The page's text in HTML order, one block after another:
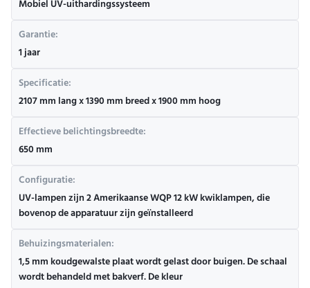
Mobiel UV-uithardingssysteem
Garantie:
1 jaar
Specificatie:
2107 mm lang x 1390 mm breed x 1900 mm hoog
Effectieve belichtingsbreedte:
650 mm
Configuratie:
UV-lampen zijn 2 Amerikaanse WQP 12 kW kwiklampen, die
bovenop de apparatuur zijn geïnstalleerd
Behuizingsmaterialen:
1,5 mm koudgewalste plaat wordt gelast door buigen. De schaal
wordt behandeld met bakverf. De kleur